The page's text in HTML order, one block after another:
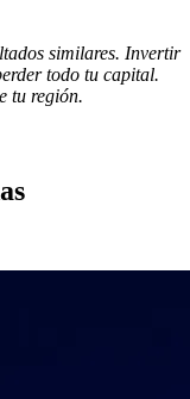
similares. Invertir
todo tu capital.
tu región.